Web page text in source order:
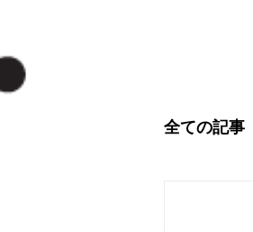
全ての記事